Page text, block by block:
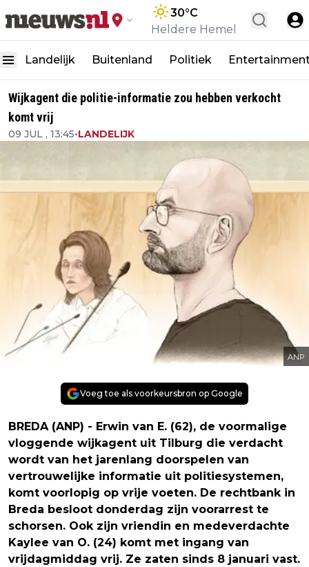
30°C
Heldere Hemel
Landelijk Buitenland Politiek
Wijkagent die politie-informatie zou hebben verkocht
komt vrij
09 JUL , 13:45•LANDELIJK
ANP
Voeg toe als voorkeursbron op Google
BREDA (ANP) - Erwin van E. (62), de voormalige
vloggende wijkagent uit Tilburg die verdacht
wordt van het jarenlang doorspelen van
vertrouwelijke informatie uit politiesystemen,
komt voorlopig op vrije voeten. De rechtbank in
Breda besloot donderdag zijn voorarrest te
schorsen. Ook zijn vriendin en medeverdachte
Kaylee van O. (24) komt met ingang van
vrijdagmiddag vrij. Ze zaten sinds 8 januari vast.